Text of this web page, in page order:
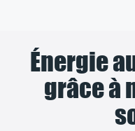
Énergie
grâce à